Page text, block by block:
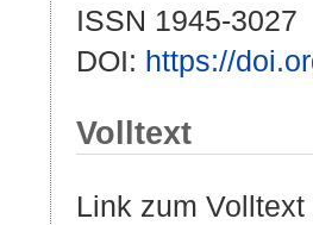
ISSN 1945-3027
DOI: https://
Volltext
Link zum